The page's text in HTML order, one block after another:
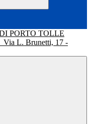
Via L. Brunetti, 17 -